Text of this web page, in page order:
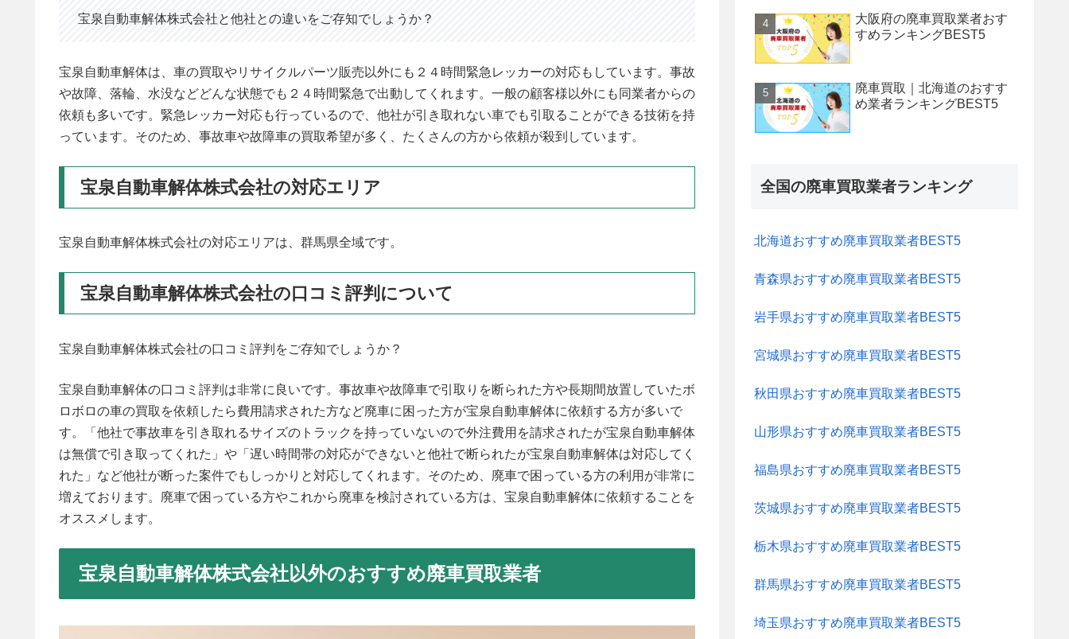
宝泉自動車解体株式会社と他社との違いをご存知でしょうか？
宝泉自動車解体は、車の買取やリサイクルパーツ販売以外にも２４時間緊急レッカーの対応もしています。事故
や故障、落輪、水没などどんな状態でも２４時間緊急で出動してくれます。一般の顧客様以外にも同業者からの
依頼も多いです。緊急レッカー対応も行っているので、他社が引き取れない車でも引取ることができる技術を持
っています。そのため、事故車や故障車の買取希望が多く、たくさんの方から依頼が殺到しています。
宝泉自動車解体株式会社の対応エリア
宝泉自動車解体株式会社の対応エリアは、群馬県全域です。
宝泉自動車解体株式会社の口コミ評判について
宝泉自動車解体株式会社の口コミ評判をご存知でしょうか？
宝泉自動車解体の口コミ評判は非常に良いです。事故車や故障車で引取りを断られた方や長期間放置していたボ
ロボロの車の買取を依頼したら費用請求された方など廃車に困った方が宝泉自動車解体に依頼する方が多いで
す。「他社で事故車を引き取れるサイズのトラックを持っていないので外注費用を請求されたが宝泉自動車解体
は無償で引き取ってくれた」や「遅い時間帯の対応ができないと他社で断られたが宝泉自動車解体は対応してく
れた」など他社が断った案件でもしっかりと対応してくれます。そのため、廃車で困っている方の利用が非常に
増えております。廃車で困っている方やこれから廃車を検討されている方は、宝泉自動車解体に依頼することを
オススメします。
宝泉自動車解体株式会社以外のおすすめ廃車買取業者
大阪府の廃車買取業者おす
すめランキングBEST5
廃車買取｜北海道のおすす
め業者ランキングBEST5
全国の廃車買取業者ランキング
北海道おすすめ廃車買取業者BEST5
青森県おすすめ廃車買取業者BEST5
岩手県おすすめ廃車買取業者BEST5
宮城県おすすめ廃車買取業者BEST5
秋田県おすすめ廃車買取業者BEST5
山形県おすすめ廃車買取業者BEST5
福島県おすすめ廃車買取業者BEST5
茨城県おすすめ廃車買取業者BEST5
栃木県おすすめ廃車買取業者BEST5
群馬県おすすめ廃車買取業者BEST5
埼玉県おすすめ廃車買取業者BEST5